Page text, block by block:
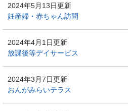
2024年5月13日更新
妊産婦・赤ちゃん訪問
2024年4月1日更新
放課後等デイサービス
2024年3月7日更新
おんがみらいテラス